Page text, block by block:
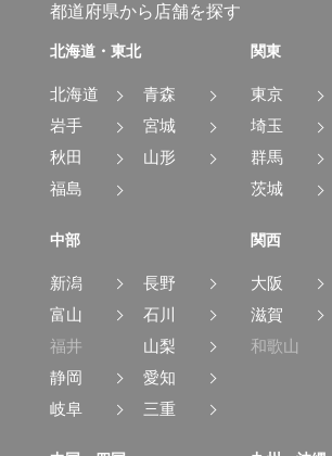
都道府県から店舗を探す
北海道・東北
北海道
青森
岩手
宮城
秋田
山形
福島
関東
東京
埼玉
群馬
茨城
中部
新潟
長野
富山
石川
福井
山梨
静岡
愛知
岐阜
三重
関西
大阪
滋賀
和歌山